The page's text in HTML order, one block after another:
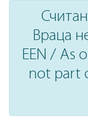
Враца
EEN / As
not part